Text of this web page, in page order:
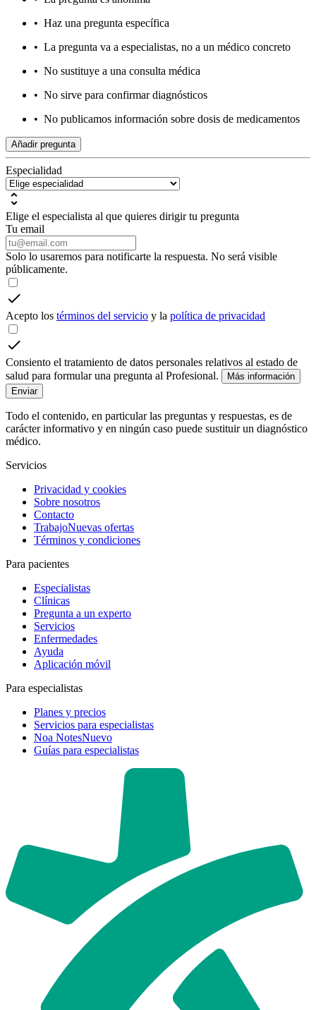
• Haz una pregunta específica
• La pregunta va a especialistas, no a un médico concreto
• No sustituye a una consulta médica
• No sirve para confirmar diagnósticos
• No publicamos información sobre dosis de medicamentos
Añadir pregunta
Especialidad
Elige el especialista al que quieres dirigir tu pregunta
Tu email
Solo lo usaremos para notificarte la respuesta. No será visible
públicamente.
Acepto los términos del servicio y la política de privacidad
Consiento el tratamiento de datos personales relativos al estado de
salud para formular una pregunta al Profesional.
Más información
Enviar
Todo el contenido, en particular las preguntas y respuestas, es de
carácter informativo y en ningún caso puede sustituir un diagnóstico
médico.
Servicios
Privacidad y cookies
Sobre nosotros
Contacto
TrabajoNuevas ofertas
Términos y condiciones
Para pacientes
Especialistas
Clínicas
Pregunta a un experto
Servicios
Enfermedades
Ayuda
Aplicación móvil
Para especialistas
Planes y precios
Servicios para especialistas
Noa NotesNuevo
Guías para especialistas